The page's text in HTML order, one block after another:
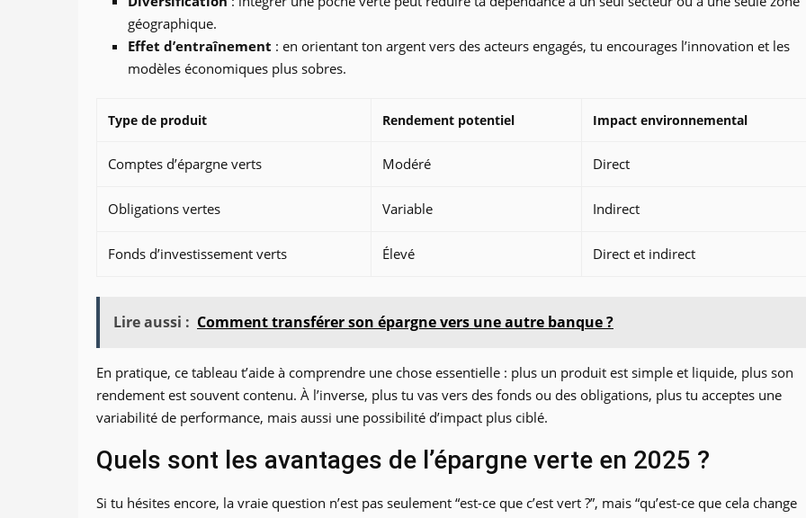
géographique.
Effet d’entraînement : en orientant ton argent vers des acteurs engagés, tu encourages l’innovation et les
modèles économiques plus sobres.
Type de produit Rendement potentiel Impact environnemental
Comptes d’épargne verts Modéré Direct
Obligations vertes Variable Indirect
Fonds d’investissement verts Élevé Direct et indirect
Lire aussi : Comment transférer son épargne vers une autre banque ?
En pratique, ce tableau t’aide à comprendre une chose essentielle : plus un produit est simple et liquide, plus son
rendement est souvent contenu. À l’inverse, plus tu vas vers des fonds ou des obligations, plus tu acceptes une
variabilité de performance, mais aussi une possibilité d’impact plus ciblé.
Quels sont les avantages de l’épargne verte en 2025 ?
Si tu hésites encore, la vraie question n’est pas seulement “est-ce que c’est vert ?”, mais “qu’est-ce que cela change